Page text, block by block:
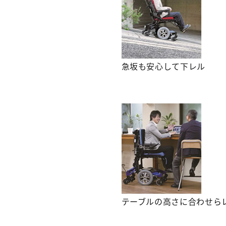
急坂も安心して下レル
テーブルの高さに合わせら